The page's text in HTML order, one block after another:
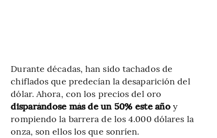
Durante décadas, han sido tachados de
chiflados que predecían la desaparición del
dólar. Ahora, con los precios del oro
disparándose más de un 50% este añoy
rompiendo la barrera de los 4.000 dólares la
onza, son ellos los que sonríen.